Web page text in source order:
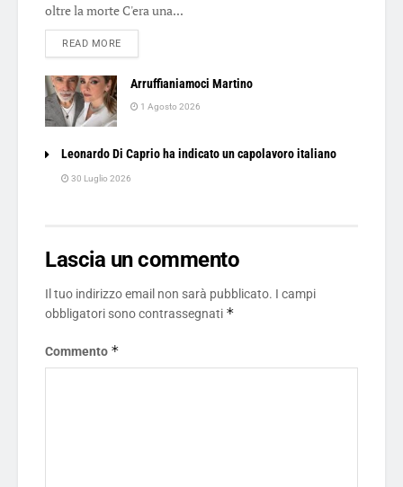
oltre la morte C'era una...
READ MOREDETAILS
Arruffianiamoci Martino
1 Agosto 2026
Leonardo Di Caprio ha indicato un capolavoro italiano
30 Luglio 2026
Lascia un commento
Il tuo indirizzo email non sarà pubblicato. I campi
obbligatori sono contrassegnati *
Commento *